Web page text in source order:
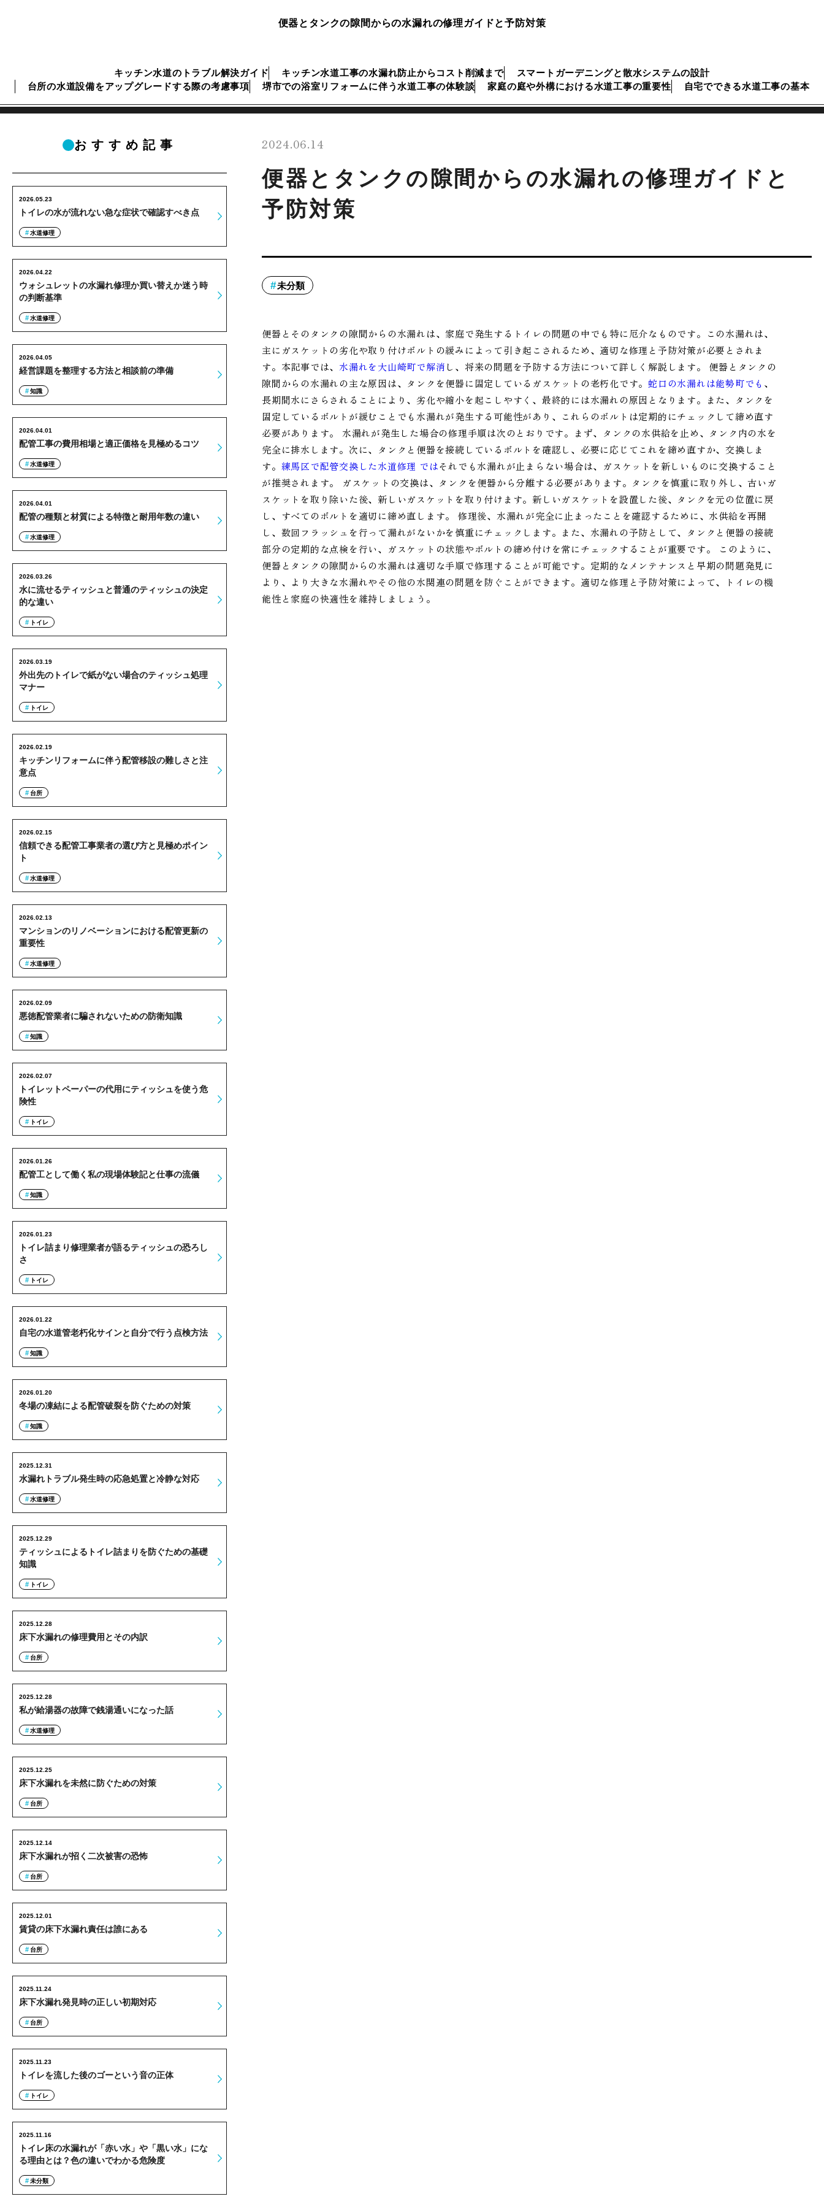
便器とタンクの隙間からの水漏れの修理ガイドと予防対策
キッチン水道のトラブル解決ガイド キッチン水道工事の水漏れ防止からコスト削減まで
スマートガーデニングと散水システムの設計
台所の水道設備をアップグレードする際の考慮事項
堺市での浴室リフォームに伴う水道工事の体験談 家庭の庭や外構における水道工事の重要性 自宅でできる水道工事の基本
2024.06.14
便器とタンクの隙間からの水漏れの修理ガイドと
予防対策
未分類
便器とそのタンクの隙間からの水漏れは、家庭で発生するトイレの問題の中でも特に厄介なものです。この水漏れは、
主にガスケットの劣化や取り付けボルトの緩みによって引き起こされるため、適切な修理と予防対策が必要とされま
す。本記事では、 水漏れを大山崎町で解消し、将来の問題を予防する方法について詳しく解説します。 便器とタンクの
隙間からの水漏れの主な原因は、タンクを便器に固定しているガスケットの老朽化です。 蛇口の水漏れは能勢町でも 、
長期間水にさらされることにより、劣化や縮小を起こしやすく、最終的には水漏れの原因となります。また、タンクを
固定しているボルトが緩むことでも水漏れが発生する可能性があり、これらのボルトは定期的にチェックして締め直す
必要があります。 水漏れが発生した場合の修理手順は次のとおりです。まず、タンクの水供給を止め、タンク内の水を
完全に排水します。次に、タンクと便器を接続しているボルトを確認し、必要に応じてこれを締め直すか、交換しま
す。 練馬区で配管交換した水道修理 ではそれでも水漏れが止まらない場合は、ガスケットを新しいものに交換すること
が推奨されます。 ガスケットの交換は、タンクを便器から分離する必要があります。タンクを慎重に取り外し、古いガ
スケットを取り除いた後、新しいガスケットを取り付けます。新しいガスケットを設置した後、タンクを元の位置に戻
し、すべてのボルトを適切に締め直します。 修理後、水漏れが完全に止まったことを確認するために、水供給を再開
し、数回フラッシュを行って漏れがないかを慎重にチェックします。また、水漏れの予防として、タンクと便器の接続
部分の定期的な点検を行い、ガスケットの状態やボルトの締め付けを常にチェックすることが重要です。 このように、
便器とタンクの隙間からの水漏れは適切な手順で修理することが可能です。定期的なメンテナンスと早期の問題発見に
より、より大きな水漏れやその他の水関連の問題を防ぐことができます。適切な修理と予防対策によって、トイレの機
能性と家庭の快適性を維持しましょう。
おすすめ記事
トイレの水が流れない急な症状で確認すべき点
2026.05.23
水道修理
ウォシュレットの水漏れ修理か買い替えか迷う時
の判断基準
2026.04.22
水道修理
経営課題を整理する方法と相談前の準備
2026.04.05
知識
配管工事の費用相場と適正価格を見極めるコツ
2026.04.01
水道修理
配管の種類と材質による特徴と耐用年数の違い
2026.04.01
水道修理
水に流せるティッシュと普通のティッシュの決定
的な違い
2026.03.26
トイレ
外出先のトイレで紙がない場合のティッシュ処理
マナー
2026.03.19
トイレ
キッチンリフォームに伴う配管移設の難しさと注
意点
2026.02.19
台所
信頼できる配管工事業者の選び方と見極めポイン
ト
2026.02.15
水道修理
マンションのリノベーションにおける配管更新の
重要性
2026.02.13
水道修理
悪徳配管業者に騙されないための防衛知識
2026.02.09
知識
トイレットペーパーの代用にティッシュを使う危
険性
2026.02.07
トイレ
配管工として働く私の現場体験記と仕事の流儀
2026.01.26
知識
トイレ詰まり修理業者が語るティッシュの恐ろし
さ
2026.01.23
トイレ
自宅の水道管老朽化サインと自分で行う点検方法
2026.01.22
知識
冬場の凍結による配管破裂を防ぐための対策
2026.01.20
知識
水漏れトラブル発生時の応急処置と冷静な対応
2025.12.31
水道修理
ティッシュによるトイレ詰まりを防ぐための基礎
知識
2025.12.29
トイレ
床下水漏れの修理費用とその内訳
2025.12.28
台所
私が給湯器の故障で銭湯通いになった話
2025.12.28
水道修理
床下水漏れを未然に防ぐための対策
2025.12.25
台所
床下水漏れが招く二次被害の恐怖
2025.12.14
台所
賃貸の床下水漏れ責任は誰にある
2025.12.01
台所
床下水漏れ発見時の正しい初期対応
2025.11.24
台所
トイレを流した後のゴーという音の正体
2025.11.23
トイレ
トイレ床の水漏れが「赤い水」や「黒い水」にな
る理由とは？色の違いでわかる危険度
2025.11.16
未分類